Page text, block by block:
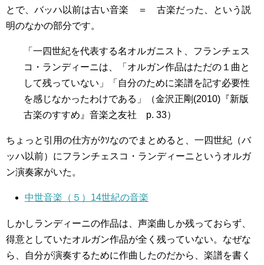
とで、バッハ以前は古い音楽 ＝ 古楽だった、という説
明のなかの部分です。
「一四世紀を代表する名オルガニスト、フランチェス
コ・ランディーニは、「オルガン作品はただの１曲と
して残っていない」「自分のために楽譜を記す必要性
を感じなかったわけである」（金沢正剛(2010)『新版
古楽のすすめ』音楽之友社 p. 33）
ちょっと引用の仕方がｸｿなのでまとめると、一四世紀（バ
ッハ以前）にフランチェスコ・ランディーニというオルガ
ン演奏家がいた。
中世音楽（５）14世紀の音楽
しかしランディーニの作品は、声楽曲しか残っておらず、
得意としていたオルガン作品が全く残っていない。なぜな
ら、自分が演奏するために作曲したのだから、楽譜を書く